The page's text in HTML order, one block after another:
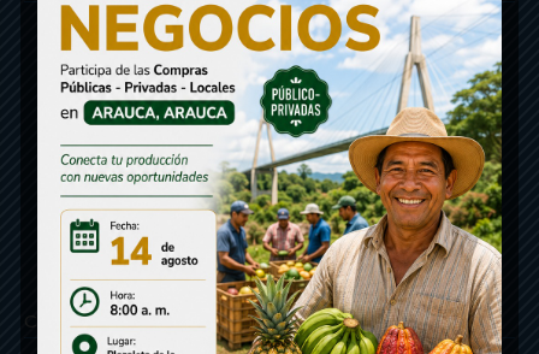
Contáctenos